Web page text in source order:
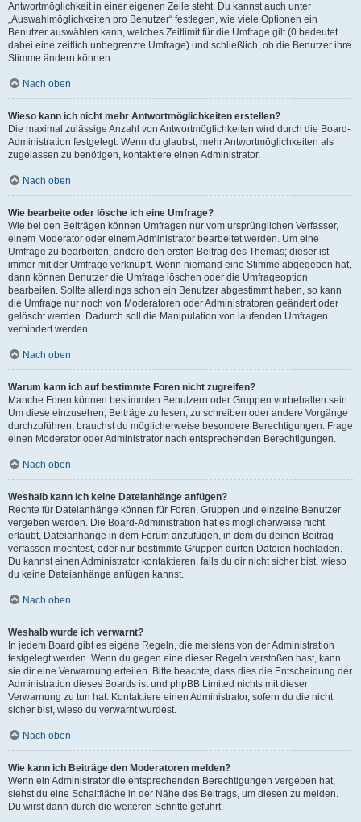
Antwortmöglichkeit in einer eigenen Zeile steht. Du kannst auch unter
„Auswahlmöglichkeiten pro Benutzer“ festlegen, wie viele Optionen ein
Benutzer auswählen kann, welches Zeitlimit für die Umfrage gilt (0 bedeutet
dabei eine zeitlich unbegrenzte Umfrage) und schließlich, ob die Benutzer ihre
Stimme ändern können.
Nach oben
Wieso kann ich nicht mehr Antwortmöglichkeiten erstellen?
Die maximal zulässige Anzahl von Antwortmöglichkeiten wird durch die Board-
Administration festgelegt. Wenn du glaubst, mehr Antwortmöglichkeiten als
zugelassen zu benötigen, kontaktiere einen Administrator.
Nach oben
Wie bearbeite oder lösche ich eine Umfrage?
Wie bei den Beiträgen können Umfragen nur vom ursprünglichen Verfasser,
einem Moderator oder einem Administrator bearbeitet werden. Um eine
Umfrage zu bearbeiten, ändere den ersten Beitrag des Themas; dieser ist
immer mit der Umfrage verknüpft. Wenn niemand eine Stimme abgegeben hat,
dann können Benutzer die Umfrage löschen oder die Umfrageoption
bearbeiten. Sollte allerdings schon ein Benutzer abgestimmt haben, so kann
die Umfrage nur noch von Moderatoren oder Administratoren geändert oder
gelöscht werden. Dadurch soll die Manipulation von laufenden Umfragen
verhindert werden.
Nach oben
Warum kann ich auf bestimmte Foren nicht zugreifen?
Manche Foren können bestimmten Benutzern oder Gruppen vorbehalten sein.
Um diese einzusehen, Beiträge zu lesen, zu schreiben oder andere Vorgänge
durchzuführen, brauchst du möglicherweise besondere Berechtigungen. Frage
einen Moderator oder Administrator nach entsprechenden Berechtigungen.
Nach oben
Weshalb kann ich keine Dateianhänge anfügen?
Rechte für Dateianhänge können für Foren, Gruppen und einzelne Benutzer
vergeben werden. Die Board-Administration hat es möglicherweise nicht
erlaubt, Dateianhänge in dem Forum anzufügen, in dem du deinen Beitrag
verfassen möchtest, oder nur bestimmte Gruppen dürfen Dateien hochladen.
Du kannst einen Administrator kontaktieren, falls du dir nicht sicher bist, wieso
du keine Dateianhänge anfügen kannst.
Nach oben
Weshalb wurde ich verwarnt?
In jedem Board gibt es eigene Regeln, die meistens von der Administration
festgelegt werden. Wenn du gegen eine dieser Regeln verstoßen hast, kann
sie dir eine Verwarnung erteilen. Bitte beachte, dass dies die Entscheidung der
Administration dieses Boards ist und phpBB Limited nichts mit dieser
Verwarnung zu tun hat. Kontaktiere einen Administrator, sofern du die nicht
sicher bist, wieso du verwarnt wurdest.
Nach oben
Wie kann ich Beiträge den Moderatoren melden?
Wenn ein Administrator die entsprechenden Berechtigungen vergeben hat,
siehst du eine Schaltfläche in der Nähe des Beitrags, um diesen zu melden.
Du wirst dann durch die weiteren Schritte geführt.